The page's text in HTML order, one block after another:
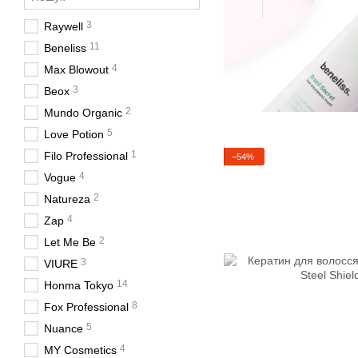
−54%
Raywell 3
Beneliss 11
Max Blowout 4
Beox 3
Mundo Organic 2
Love Potion 5
Filo Professional 1
Vogue 4
Natureza 2
Zap 4
Let Me Be 2
VIURE 3
Honma Tokyo 14
Fox Professional 8
Nuance 5
MY Cosmetics 4